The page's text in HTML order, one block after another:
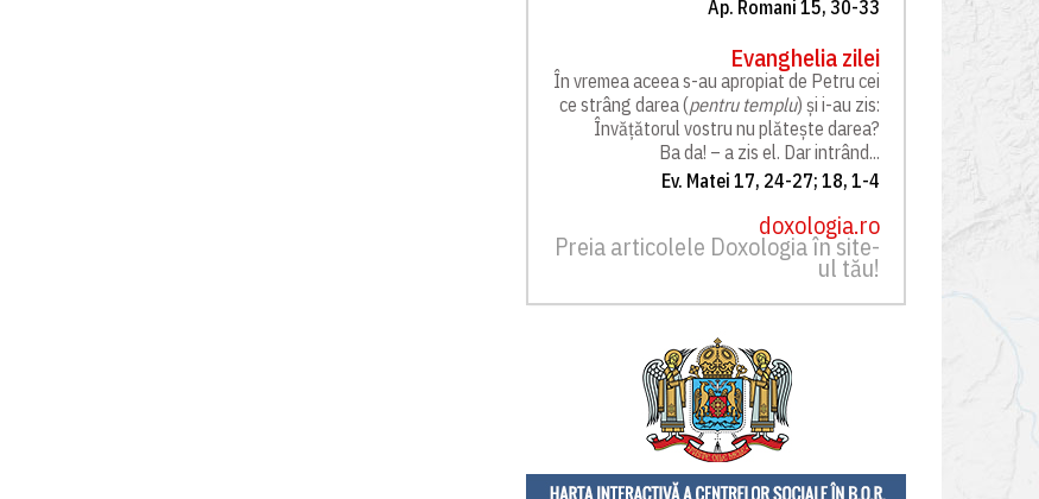
Ap. Romani 15, 30-33
Evanghelia zilei
În vremea aceea s-au apropiat de Petru cei
ce strâng darea (pentru templu) și i-au zis:
Învățătorul vostru nu plătește darea?
Ba da! – a zis el. Dar intrând...
Ev. Matei 17, 24-27; 18, 1-4
doxologia.ro
Preia articolele Doxologia în site-
ul tău!